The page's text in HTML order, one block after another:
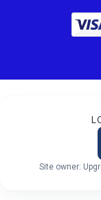
Site owner: